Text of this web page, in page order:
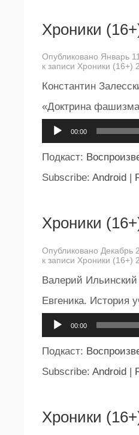
Хроники
Опубликовано Январь
к записи Хроники (16+)
Константин
«Доктрина
00:00
Подкаст:
Subscribe: Android |
Хроники
Опубликовано Декабрь
к записи Хроники (16+)
Валерий Ильинский
Евгеника. История
00:00
Подкаст:
Subscribe: Android |
Хроники